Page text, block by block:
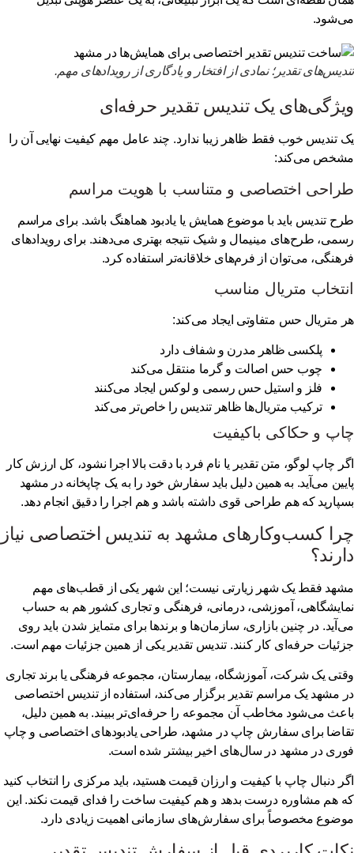
تقدیر؛ نمادی از افتخار و یادگاری از رویدادهای مهم.
یک تندیس تقدیر حرفه‌ای
تندیس خوب فقط ظاهر زیبا ندارد. چند عامل مهم کیفیت نهایی آن را
می‌کند:
اختصاصی و متناسب با هویت مراسم
تندیس باید با موضوع همایش یا یادبود هماهنگ باشد. برای مراسم
طرح‌های مینیمال و شیک نتیجه بهتری می‌دهند. برای رویدادهای
می‌توان از فرم‌های خلاقانه‌تر استفاده کرد.
متریال مناسب
متریال حس متفاوتی ایجاد می‌کند:
پلکسی ظاهر مدرن و شفاف دارد
چوب حس اصالت و گرما منتقل می‌کند
فلز و استیل حس رسمی و لوکس ایجاد می‌کنند
ترکیب متریال‌ها ظاهر تندیس را خاص‌تر می‌کند
و حکاکی باکیفیت
چاپ لوگو، متن تقدیر یا نام فرد با دقت بالا اجرا نشود، کل ارزش کار
می‌آید. به همین دلیل باید سفارش خود را به یکچاپخانه در مشهد
که هم طراحی قوی داشته باشد و هم اجرا را دقیق انجام دهد.
کسب‌وکارهای مشهد به تندیس اختصاصی نیاز
فقط یک شهر زیارتی نیست؛ این شهر یکی از قطب‌های مهم
آموزشی، درمانی، فرهنگی و تجاری کشور هم به حساب
در چنین بازاری، سازمان‌ها و برندها برای متمایز شدن باید روی
حرفه‌ای کار کنند. تندیس تقدیر یکی از همین جزئیات مهم است.
یک شرکت، آموزشگاه، بیمارستان، مجموعه فرهنگی یا برند تجاری
مشهد یک مراسم تقدیر برگزار می‌کند، استفاده از تندیس اختصاصی
می‌شود مخاطب آن مجموعه را حرفه‌ای‌تر ببیند. به همین دلیل،
برایسفارش چاپ در مشهد، طراحی یادبودهای اختصاصی وچاپ
در مشهددر سال‌های اخیر بیشتر شده است.
دنبال چاپ با کیفیت و ارزان قیمت هستید، باید مرکزی را انتخاب کنید
هم مشاوره درست بدهد و هم کیفیت ساخت را فدای قیمت نکند. این
مخصوصاً برای سفارش‌های سازمانی اهمیت زیادی دارد.